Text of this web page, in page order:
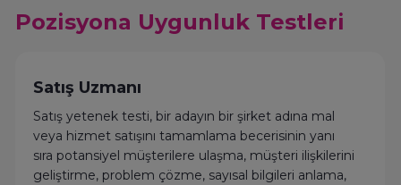
Pozisyona Uygunluk Testleri
Satış Uzmanı
Satış yetenek testi, bir adayın bir şirket adına mal
veya hizmet satışını tamamlama becerisinin yanı
sıra potansiyel müşterilere ulaşma, müşteri ilişkilerini
geliştirme, problem çözme, sayısal bilgileri anlama,